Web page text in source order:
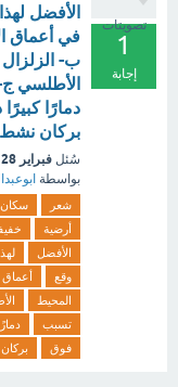
تصويتات
1
إجابة
الأفضل
في أعماق
ب-
الأطلسي
دمارًا
بركان
سُئل فبراير 28
بواسطة
شعر سكان
أرضية
الأفضل
وقع
أعماق
المحيط
تسبب
فوق
بركان